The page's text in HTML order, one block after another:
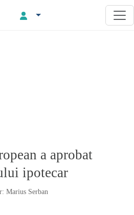
a aprobat
ipotecar
Marius Serban